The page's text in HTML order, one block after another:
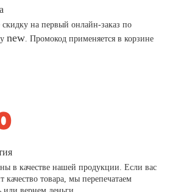
на первый онлайн-заказ по
new. Промокод применяется в корзине
в качестве нашей продукции. Если вас
качество товара, мы перепечатаем